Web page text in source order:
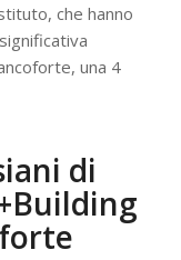
che hanno
una 4
di